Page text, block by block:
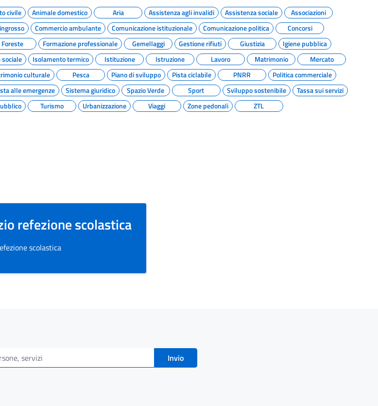
civile Animale domestico Aria Assistenza agli invalidi Assistenza sociale
Associazioni
Commercio ambulante Comunicazione istituzionale Comunicazione politica
Concorsi
Foreste Formazione professionale Gemellaggi Gestione rifiuti Giustizia
Igiene pubblica
Isolamento termico Istituzione Istruzione Lavoro Matrimonio
Mercato
culturale Pesca Piano di sviluppo Pista ciclabile PNRR
Politica commerciale
alle emergenze Sistema giuridico Spazio Verde Sport Sviluppo sostenibile
Tassa sui servizi
Turismo Urbanizzazione Viaggi Zone pedonali ZTL
refezione scolastica
scolastica
Invio